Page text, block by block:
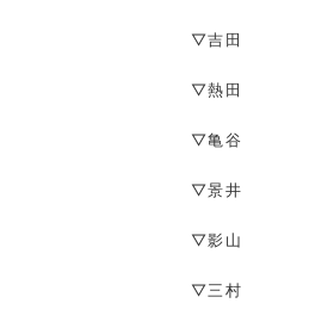
▽吉田
▽熱田
▽亀谷
▽景井
▽影山
▽三村